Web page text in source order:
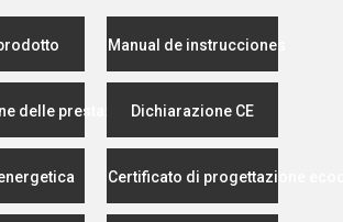
Manual de instrucciones
delle prestazioniDichiarazione CE
Certificato di progettazione